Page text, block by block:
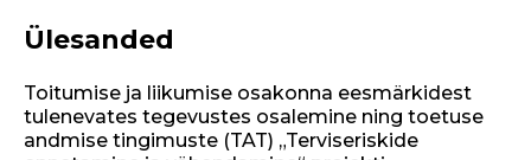
e
b
o
Ülesanded
Toitumise ja liikumise osakonna eesmärkidest
tulenevates tegevustes osalemine ning toetuse
andmise tingimuste (TAT) „Terviseriskide